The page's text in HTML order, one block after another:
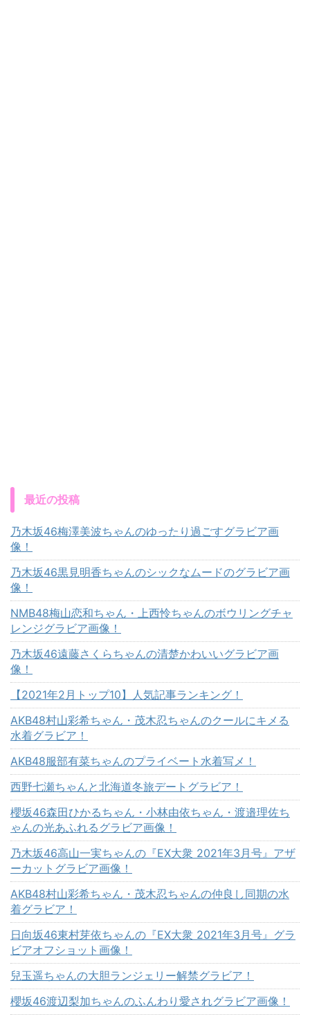
最近の投稿
乃木坂46梅澤美波ちゃんのゆったり過ごすグラビア画
像！
乃木坂46黒見明香ちゃんのシックなムードのグラビア画
像！
NMB48梅山恋和ちゃん・上西怜ちゃんのボウリングチャ
レンジグラビア画像！
乃木坂46遠藤さくらちゃんの清楚かわいいグラビア画
像！
【2021年2月トップ10】人気記事ランキング！
AKB48村山彩希ちゃん・茂木忍ちゃんのクールにキメる
水着グラビア！
AKB48服部有菜ちゃんのプライベート水着写メ！
西野七瀬ちゃんと北海道冬旅デートグラビア！
櫻坂46森田ひかるちゃん・小林由依ちゃん・渡邉理佐ち
ゃんの光あふれるグラビア画像！
乃木坂46高山一実ちゃんの『EX大衆 2021年3月号』アザ
ーカットグラビア画像！
AKB48村山彩希ちゃん・茂木忍ちゃんの仲良し同期の水
着グラビア！
日向坂46東村芽依ちゃんの『EX大衆 2021年3月号』グラ
ビアオフショット画像！
兒玉遥ちゃんの大胆ランジェリー解禁グラビア！
櫻坂46渡辺梨加ちゃんのふんわり愛されグラビア画像！